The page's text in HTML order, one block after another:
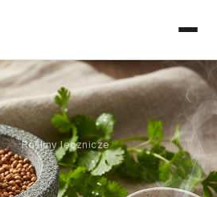
› Rośliny lecznicze